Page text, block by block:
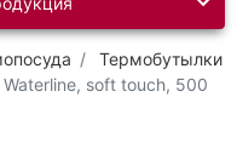
Термобутылки
soft touch, 500